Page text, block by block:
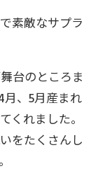
素敵なサプラ
台のところま
月、5月産まれ
くれました。
をたくさんし